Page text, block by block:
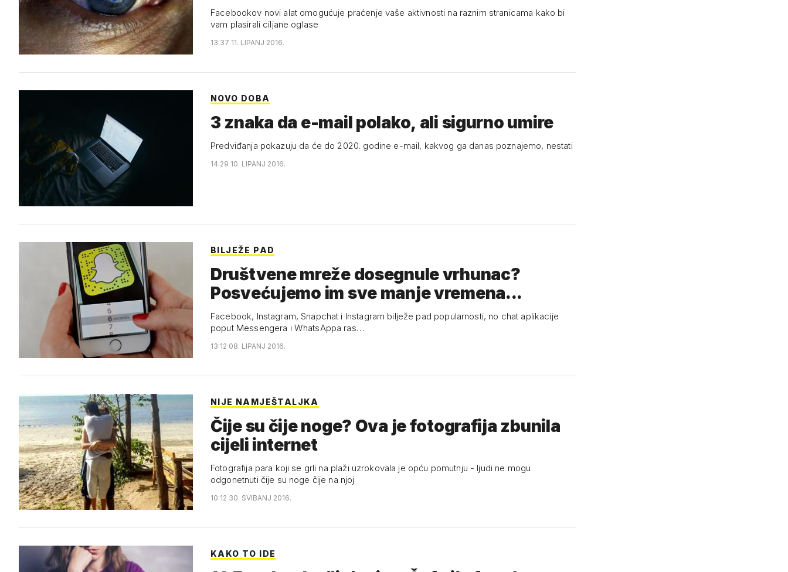
Facebookov novi alat omogućuje praćenje vaše aktivnosti na raznim stranicama kako bi
vam plasirali ciljane oglase
13:37 11. LIPANJ 2016.
NOVO DOBA
3 znaka da e-mail polako, ali sigurno umire
Predviđanja pokazuju da će do 2020. godine e-mail, kakvog ga danas poznajemo, nestati
14:29 10. LIPANJ 2016.
BILJEŽE PAD
Društvene mreže dosegnule vrhunac?
Posvećujemo im sve manje vremena...
Facebook, Instagram, Snapchat i Instagram bilježe pad popularnosti, no chat aplikacije
poput Messengera i WhatsAppa ras…
13:12 08. LIPANJ 2016.
NIJE NAMJEŠTALJKA
Čije su čije noge? Ova je fotografija zbunila
cijeli internet
Fotografija para koji se grli na plaži uzrokovala je opću pomutnju - ljudi ne mogu
odgonetnuti čije su noge čije na njoj
10:12 30. SVIBANJ 2016.
KAKO TO IDE